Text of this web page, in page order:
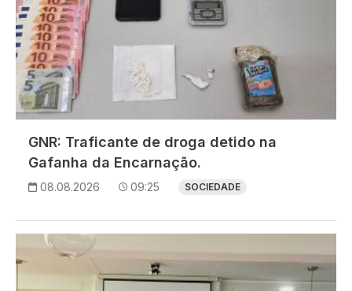
GNR: Traficante de droga detido na
Gafanha da Encarnação.
08.08.2026 09:25 SOCIEDADE
Imagem